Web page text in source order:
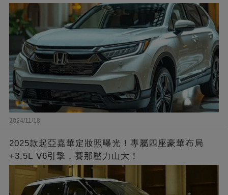
2024/11/18
2025款起亞嘉華定妝照曝光！專屬四座豪華布局
+3.5L V6引擎，賽那壓力山大！